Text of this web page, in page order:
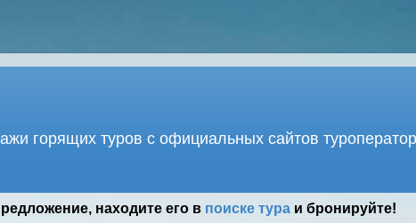
горящих туров с официальных сайтов
находите его в поиске тураи бронируйте!